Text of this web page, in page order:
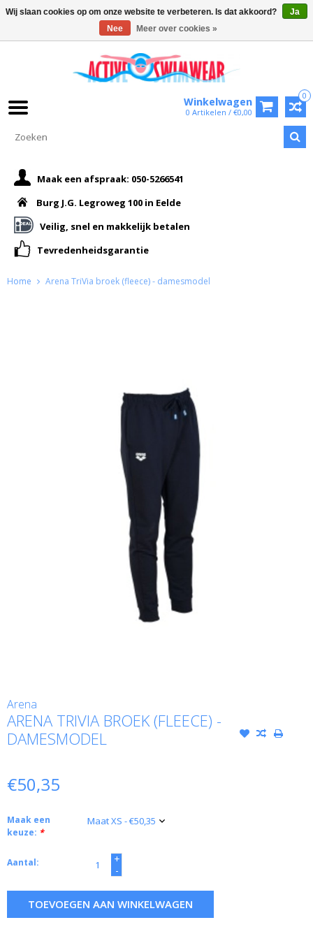
0
Winkelwagen
0 Artikelen / €0,00
Maak een afspraak: 050-5266541
Burg J.G. Legroweg 100 in Eelde
Veilig, snel en makkelijk betalen
Tevredenheidsgarantie
Home Arena TriVia broek (fleece) - damesmodel
Arena
ARENA TRIVIA BROEK (FLEECE) -
DAMESMODEL
€50,35
Maak een
keuze: *
Aantal:
+
-
TOEVOEGEN AAN WINKELWAGEN
Wij slaan cookies op om onze website te verbeteren. Is dat akkoord?
Ja
Nee
Meer over cookies »